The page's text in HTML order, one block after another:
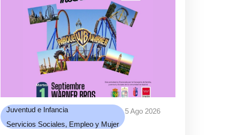
Juventud e Infancia
Servicios Sociales, Empleo y Mujer
5 Ago 2026